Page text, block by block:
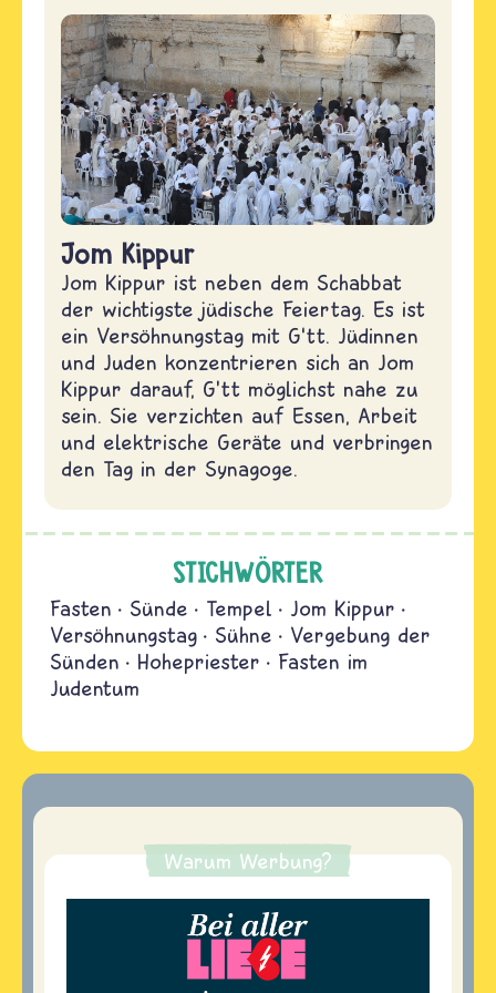
Jom Kippur
Jom Kippur ist neben dem Schabbat
der wichtigste jüdische Feiertag. Es ist
ein Versöhnungstag mit G‘tt. Jüdinnen
und Juden konzentrieren sich an Jom
Kippur darauf, G’tt möglichst nahe zu
sein. Sie verzichten auf Essen, Arbeit
und elektrische Geräte und verbringen
den Tag in der Synagoge.
STICHWÖRTER
Fasten Sünde Tempel
Jom Kippur
Versöhnungstag
Sühne
Vergebung der
Sünden
Hohepriester
Fasten im
Judentum
Warum Werbung?